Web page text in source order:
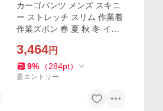
カーゴパンツ メンズ スキニ
ー ストレッチ スリム 作業着
作業ズボン 春 夏 秋 冬 イー
キニーパンツ ミリタリーパ
ンツ
3,464円
9% （284pt）
要エントリー